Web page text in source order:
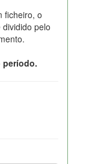
ficheiro, o
pelo
período.